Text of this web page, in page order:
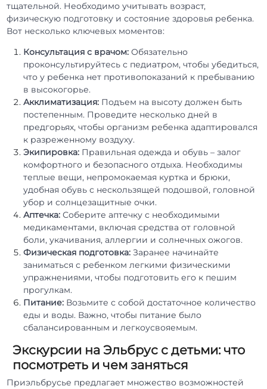
тщательной. Необходимо учитывать возраст,
физическую подготовку и состояние здоровья ребенка.
Вот несколько ключевых моментов:
Консультация с врачом: Обязательно
проконсультируйтесь с педиатром, чтобы убедиться,
что у ребенка нет противопоказаний к пребыванию
в высокогорье.
Акклиматизация: Подъем на высоту должен быть
постепенным. Проведите несколько дней в
предгорьях, чтобы организм ребенка адаптировался
к разреженному воздуху.
Экипировка: Правильная одежда и обувь – залог
комфортного и безопасного отдыха. Необходимы
теплые вещи, непромокаемая куртка и брюки,
удобная обувь с нескользящей подошвой, головной
убор и солнцезащитные очки.
Аптечка: Соберите аптечку с необходимыми
медикаментами, включая средства от головной
боли, укачивания, аллергии и солнечных ожогов.
Физическая подготовка: Заранее начинайте
заниматься с ребенком легкими физическими
упражнениями, чтобы подготовить его к пешим
прогулкам.
Питание: Возьмите с собой достаточное количество
еды и воды. Важно, чтобы питание было
сбалансированным и легкоусвояемым.
Экскурсии на Эльбрус с детьми: что
посмотреть и чем заняться
Приэльбрусье предлагает множество возможностей